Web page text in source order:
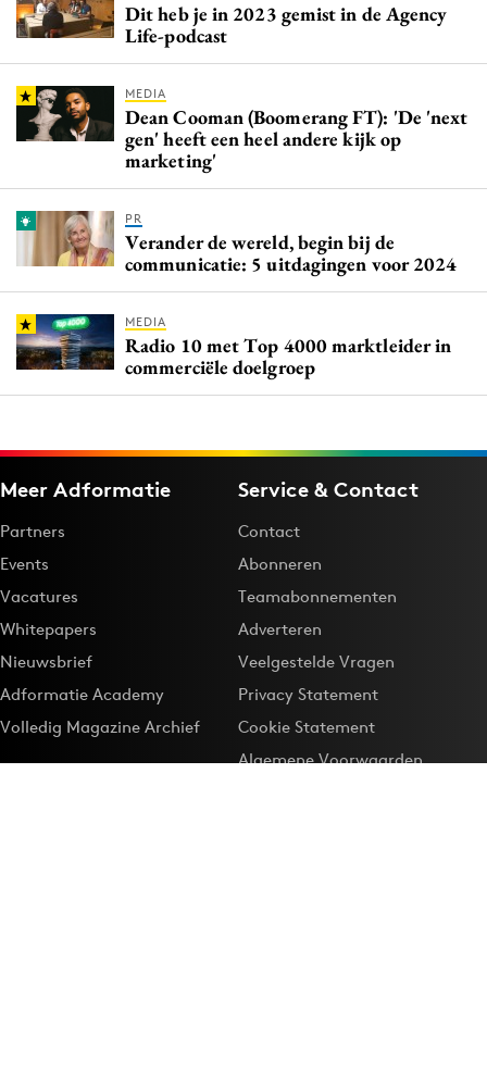
Dit heb je in 2023 gemist in de Agency
Life-podcast
MEDIA
Dean Cooman (Boomerang FT): 'De 'next
gen' heeft een heel andere kijk op
marketing'
PR
Verander de wereld, begin bij de
communicatie: 5 uitdagingen voor 2024
MEDIA
Radio 10 met Top 4000 marktleider in
commerciële doelgroep
Meer Adformatie
Partners
Events
Vacatures
Whitepapers
Nieuwsbrief
Adformatie Academy
Volledig Magazine Archief
Service & Contact
Contact
Abonneren
Teamabonnementen
Adverteren
Veelgestelde Vragen
Privacy Statement
Cookie Statement
Algemene Voorwaarden